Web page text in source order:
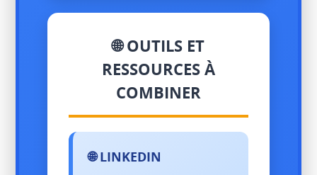
🌐 OUTILS ET
RESSOURCES À
COMBINER
🌐 LINKEDIN